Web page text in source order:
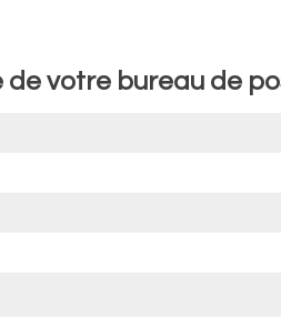
votre bureau de